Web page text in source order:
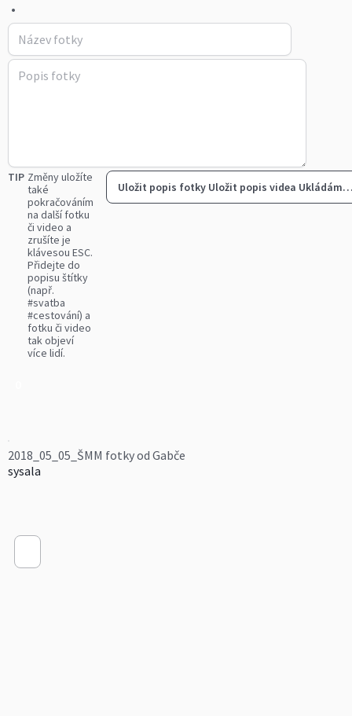
•
TIP Změny uložíte
také
pokračováním
na další fotku
či video a
zrušíte je
klávesou ESC.
Přidejte do
popisu štítky
(např.
#svatba
#cestování) a
fotku či video
tak objeví
více lidí.
Uložit popis fotky Uložit popis videa
2018_05_05_ŠMM fotky od Gabče
sysala